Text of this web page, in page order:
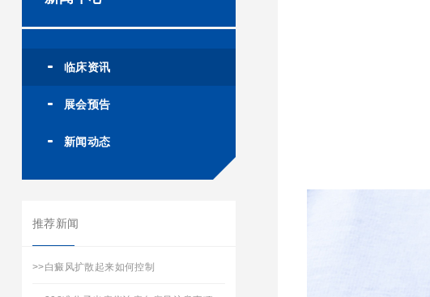
临床资讯
展会预告
新闻动态
推荐新闻
>>白癜风扩散起来如何控制